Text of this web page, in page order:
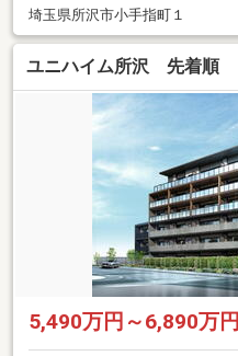
埼玉県所沢市小手指町１
ユニハイム所沢 先着順
5,490万円～6,890万円